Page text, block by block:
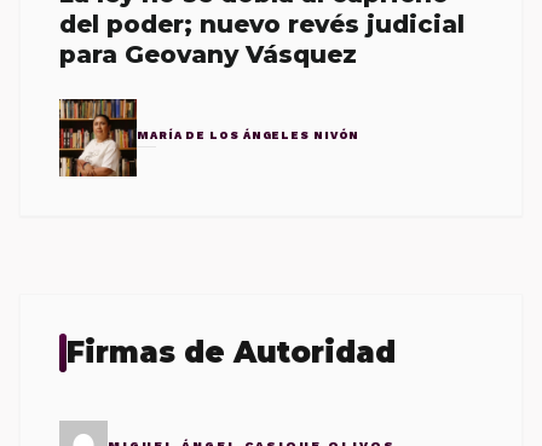
del poder; nuevo revés judicial
para Geovany Vásquez
MARÍA DE LOS ÁNGELES NIVÓN
Firmas de Autoridad